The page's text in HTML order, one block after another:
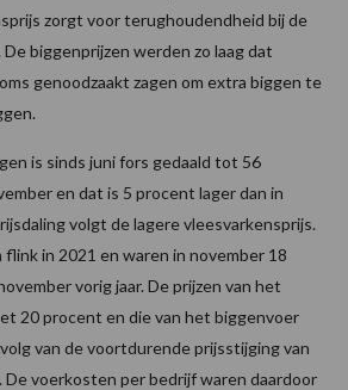
zorgt voor terughoudendheid bij de
biggenprijzen werden zo laag dat
genoodzaakt zagen om extra biggen te
is sinds juni fors gedaald tot 56
en dat is 5 procent lager dan in
volgt de lagere vleesvarkensprijs.
in 2021 en waren in november 18
vorig jaar. De prijzen van het
20 procent en die van het biggenvoer
van de voortdurende prijsstijging van
voerkosten per bedrijf waren daardoor